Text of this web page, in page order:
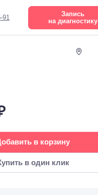
91
Запись
на диагностику
в корзину
в один клик